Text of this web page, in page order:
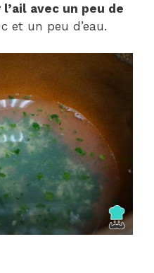
l’ail avec un peu de
et un peu d’eau.